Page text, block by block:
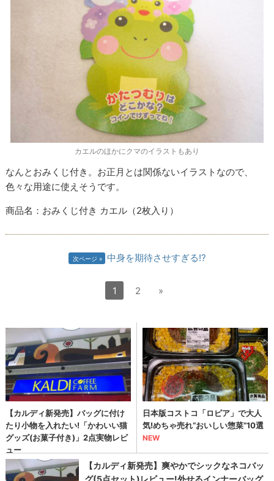
カエルのほかにクマのイラストもあり
なんとおみくじ付き。お正月とは関係ないイラストなので、
色々な用途に使えそうです。
商品名：おみくじ付き カエル（2枚入り）
次ページ 中身を期待させすぎる!?
1 2 »